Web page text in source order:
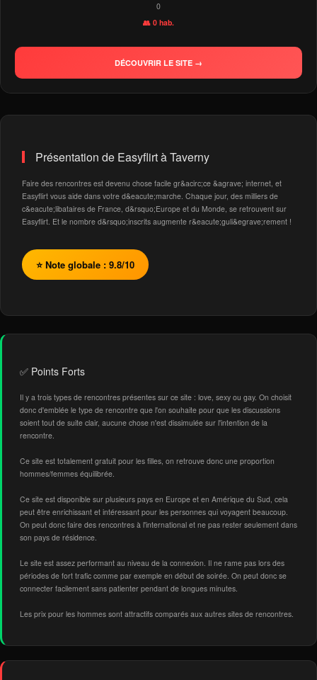
0
👥 0 hab.
DÉCOUVRIR LE SITE →
Présentation de Easyflirt à Taverny
Faire des rencontres est devenu chose facile gr&acirc;ce &agrave; internet, et
Easyflirt vous aide dans votre d&eacute;marche. Chaque jour, des milliers de
c&eacute;libataires de France, d&rsquo;Europe et du Monde, se retrouvent sur
Easyflirt. Et le nombre d&rsquo;inscrits augmente r&eacute;guli&egrave;rement !
⭐ Note globale : 9.8/10
✅ Points Forts
Il y a trois types de rencontres présentes sur ce site : love, sexy ou gay. On choisit
donc d'emblée le type de rencontre que l'on souhaite pour que les discussions
soient tout de suite clair, aucune chose n'est dissimulée sur l'intention de la
rencontre.
Ce site est totalement gratuit pour les filles, on retrouve donc une proportion
hommes/femmes équilibrée.
Ce site est disponible sur plusieurs pays en Europe et en Amérique du Sud, cela
peut être enrichissant et intéressant pour les personnes qui voyagent beaucoup.
On peut donc faire des rencontres à l'international et ne pas rester seulement dans
son pays de résidence.
Le site est assez performant au niveau de la connexion. Il ne rame pas lors des
périodes de fort trafic comme par exemple en début de soirée. On peut donc se
connecter facilement sans patienter pendant de longues minutes.
Les prix pour les hommes sont attractifs comparés aux autres sites de rencontres.